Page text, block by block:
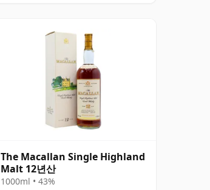
The Macallan Single Highland
Malt 12년산
1000ml • 43%